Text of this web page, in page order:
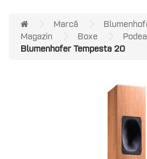
Marcă
Magazin
Boxe
Podea
Blumenhofer Tempesta 20